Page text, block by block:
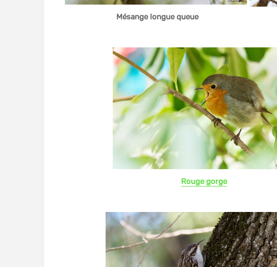
Mésange longue queue
Rouge gorge